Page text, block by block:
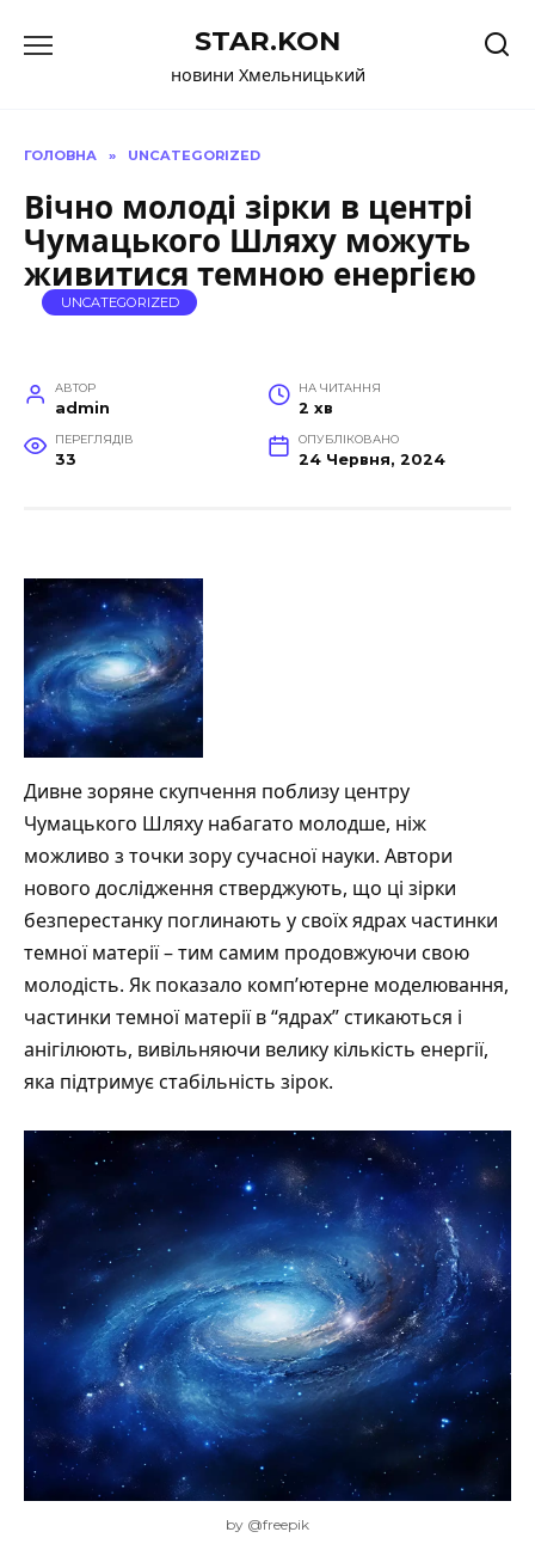
до
STAR.KON
новини Хмельницький
ГОЛОВНА » UNCATEGORIZED
Вічно молоді зірки в центрі
Чумацького Шляху можуть
живитися темною енергією
UNCATEGORIZED
АВТОР
admin
НА ЧИТАННЯ
2 хв
ПЕРЕГЛЯДІВ
33
ОПУБЛІКОВАНО
24 Червня, 2024
Дивне зоряне скупчення поблизу центру
Чумацького Шляху набагато молодше, ніж
можливо з точки зору сучасної науки. Автори
нового дослідження стверджують, що ці зірки
безперестанку поглинають у своїх ядрах частинки
темної матерії – тим самим продовжуючи свою
молодість. Як показало комп’ютерне моделювання,
частинки темної матерії в “ядрах” стикаються і
анігілюють, вивільняючи велику кількість енергії,
яка підтримує стабільність зірок.
by @freepik